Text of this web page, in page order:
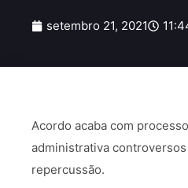
setembro 21, 2021
Acordo acaba com
administrativa
repercussão.